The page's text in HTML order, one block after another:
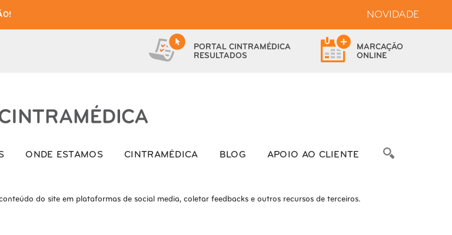
para este website.
uma boa experiência de navegação e acesso a todas as funcionalidades.
da maneira pretendida sem eles
Esses cookies ajudam a fornecer informações sobre as métricas do número de visitantes, taxa de rejeição, origem do
do site em plataformas de social media, coletar feedbacks e outros recursos de terceiros.
NOVIDADE
PORTAL CINTRAMÉDICA
RESULTADOS
MARCAÇÃO
ONLINE
ONDE ESTAMOS CINTRAMÉDICA BLOG APOIO AO CLIENTE